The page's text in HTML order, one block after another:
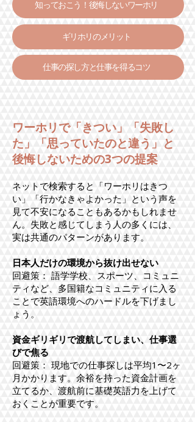
知っておこう！後悔しないワーホリ
ギリホリのメリット
仕事の探し方と仕事を得るコツ
ワーホリで「きつい」「失敗し
た」「思っていたのと違う」と
後悔しないための3つの提案
ネットで検索すると「ワーホリはきつ
い」「行かなきゃよかった」という声を
見て不安になることもあるかもしれませ
ん。失敗と感じてしまう人の多くには、
実は共通のパターンがあります。
日本人だけの環境から抜け出せない
回避策： 語学学校、スポーツ、コミュニ
ティなど、多国籍なコミュニティに入る
ことで英語環境へのハードルを下げまし
ょう。
資金ギリギリで渡航してしまい、仕事選
びで焦る
回避策： 現地での仕事探しは平均1〜2ヶ
月かかります。余裕を持った資金計画を
立てるか、渡航前に基礎英語力を上げて
おくことが重要です。